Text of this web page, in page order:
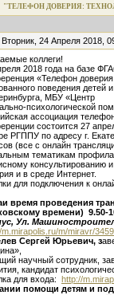
"ТЕЛЕФОН ДОВЕРИЯ:
Вторник, 24 Апреля 2018,
коллеги!
2018 года на базе
«Телефон
поведения детей
МБУ «Центр
психологической
ассоциация
состоится 27
РГППУ по адресу г.
(все с онлайн
тематикам
консультированию
и в среде Интернет.
для подключения к
время проведения
времени) 9.50-
Ул.
m/miravr/
Сергей Юрьевич, з
научный сотрудник,
кандидат
для входа: http://
помощи детям и